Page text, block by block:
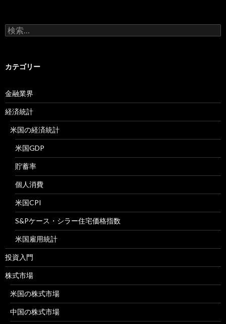
検
索:
カテゴリー
金融業界
経済統計
米国の経済統計
米国GDP
貯蓄率
個人消費
米国CPI
S&Pケース・シラー住宅価格指数
米国雇用統計
投資入門
株式市場
米国の株式市場
中国の株式市場